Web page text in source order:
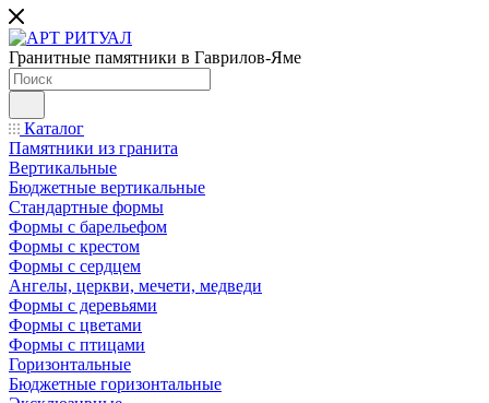
Гранитные памятники в Гаврилов-Яме
Каталог
Памятники из гранита
Вертикальные
Бюджетные вертикальные
Стандартные формы
Формы с барельефом
Формы с крестом
Формы с сердцем
Ангелы, церкви, мечети, медведи
Формы с деревьями
Формы с цветами
Формы с птицами
Горизонтальные
Бюджетные горизонтальные